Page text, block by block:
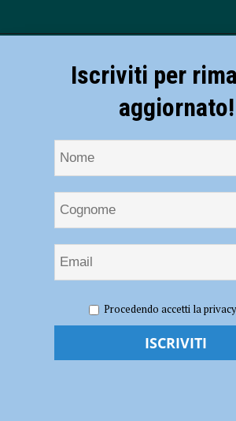
Gherardo diciottesima edizione, Mercoledì 13
Maria di Campagna – AUDIO
In coro per Padre Gherardo
Iscriviti per
aggiornato!
Procedendo accetti la